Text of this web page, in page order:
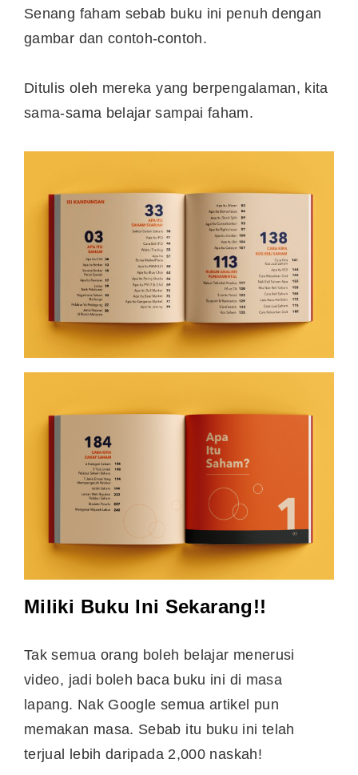
Senang faham sebab buku ini penuh dengan
gambar dan contoh-contoh.
Ditulis oleh mereka yang berpengalaman, kita
sama-sama belajar sampai faham.
Miliki Buku Ini Sekarang!!
Tak semua orang boleh belajar menerusi
video, jadi boleh baca buku ini di masa
lapang. Nak Google semua artikel pun
memakan masa. Sebab itu buku ini telah
terjual lebih daripada 2,000 naskah!